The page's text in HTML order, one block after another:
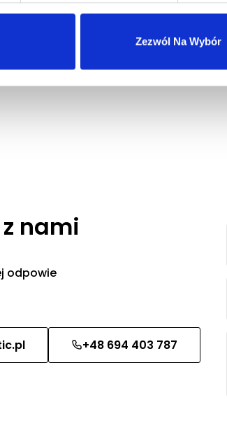
Zezwól Na Wybór
nami
odpowie
+48 694 403 787